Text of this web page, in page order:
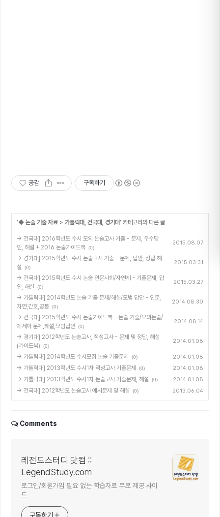
공감 구독하기
'◆ 논술 기출 자료 > 가톨릭대, 건국대, 경기대' 카테고리의 다른 글
→ 건국대] 2016학년도 수시 모의 논술고사 기출 - 문제, 우수답
안, 해설 + 2016 논술가이드북 (0)
2015.08.07
→ 경기대] 2015학년도 수시 논술고사 기출 - 문제, 답안, 정답 해
설
(0)
2015.03.31
→ 건국대] 2015학년도 수시 논술 인문사회/자연계 - 기출문제, 답
안, 해설
(0)
2015.03.27
→ 가톨릭대] 2014학년도 논술 기출 문제/해설/모범 답안 - 인문,
자연,간호,공통 (0)
2014.08.30
→ 건국대] 2015학년도 수시 논술가이드북 - 논술 기출/모의논술/
에세이 문제,해설,모범답안 (0)
2014.08.14
→ 경기대] 2012학년도 논술고사, 적성고사 - 문제 및 정답, 해설
(가이드북)
(0)
2014.01.08
→ 가톨릭대] 2014학년도 수시모집 논술 기출문제 (0) 2014.01.08
→ 가톨릭대] 2013학년도 수시1차 적성고사 기출문제 (0) 2014.01.08
→ 가톨릭대] 2013학년도 수시1차 논술고사 기출문제, 해설 (0) 2014.01.08
→ 건국대] 2012학년도 논술고사 예시문제 및 해설 (0) 2013.06.04
Comments
레전드스터디 닷컴 ::
LegendStudy.com
로그인/회원가입 필요 없는 학습자료 무료 제공 사이
트
구독하기